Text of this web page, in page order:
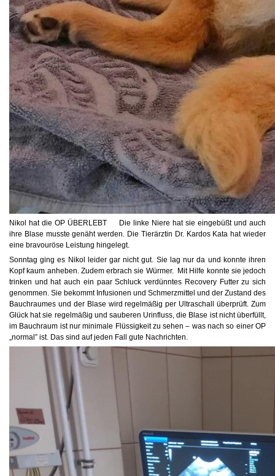
Nikol hat die OP ÜBERLEBT Die linke Niere hat sie eingebüßt und auch
ihre Blase musste genäht werden. Die Tierärztin Dr. Kardos Kata hat wieder
eine bravouröse Leistung hingelegt.
Sonntag ging es Nikol leider gar nicht gut. Sie lag nur da und konnte ihren
Kopf kaum anheben. Zudem erbrach sie Würmer. Mit Hilfe konnte sie jedoch
trinken und hat auch ein paar Schluck verdünntes Recovery Futter zu sich
genommen. Sie bekommt Infusionen und Schmerzmittel und der Zustand des
Bauchraumes und der Blase wird regelmäßig per Ultraschall überprüft. Zum
Glück hat sie regelmäßig und sauberen Urinfluss, die Blase ist nicht überfüllt,
im Bauchraum ist nur minimale Flüssigkeit zu sehen – was nach so einer OP
„normal” ist. Das sind auf jeden Fall gute Nachrichten.